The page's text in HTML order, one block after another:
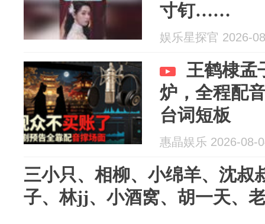
寸钉……
娱乐星探官 2026-
王鹤棣孟
炉，全程配
台词短板
惠晶娱乐 2026-08-
三小只、相柳、小绵羊、沈叔
子、林jj、小酒窝、胡一天、